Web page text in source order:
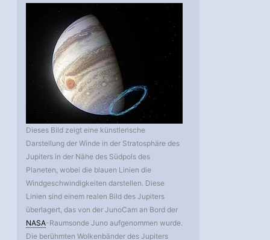
Dieses Bild zeigt eine künstlerische
Darstellung der Winde in der Stratosphäre des
Jupiters in der Nähe des Südpols des
Planeten, wobei die blauen Linien die
Windgeschwindigkeiten darstellen. Diese
Linien sind einem realen Bild des Jupiters
überlagert, das von der JunoCam an Bord der
NASA-Raumsonde Juno aufgenommen wurde.
Die berühmten Wolkenbänder des Jupiters